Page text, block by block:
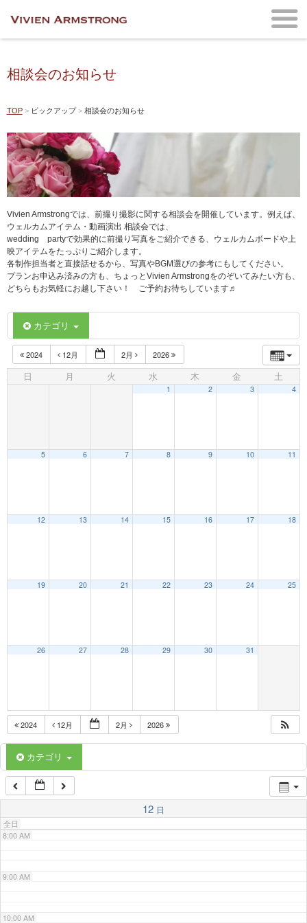
相談会のお知らせ
TOP ピックアップ 相談会のお知らせ
Vivien Armstrongでは、前撮り撮影に関する相談会を開催しています。例えば、
ウェルカムアイテム・動画演出 相談会では、
wedding partyで効果的に前撮り写真をご紹介できる、ウェルカムボードや上
映アイテムをたっぷりご紹介します。
各制作担当者と直接話せるから、写真やBGM選びの参考にもしてください。
プランお申込み済みの方も、ちょっとVivien Armstrongをのぞいてみたい方も、
どちらもお気軽にお越し下さい！ ご予約お待ちしています♬
カテゴリ
2024 12月 2月 2026
日 月 火 水 木 金 土
1 2 3 4
5 6 7 8 9 10 11
12 13 14 15 16 17 18
19 20 21 22 23 24 25
26 27 28 29 30 31
2024 12月 2月 2026
カテゴリ
12 日
全日
5:00 AM
6:00 AM
7:00 AM
8:00 AM
9:00 AM
10:00 AM